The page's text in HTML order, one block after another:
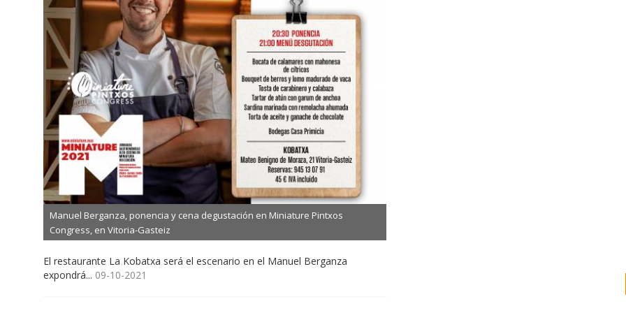
Manuel Berganza, ponencia y cena degustación en Miniature Pintxos
Congress, en Vitoria-Gasteiz
El restaurante La Kobatxa será el escenario en el Manuel Berganza
expondrá... 09-10-2021